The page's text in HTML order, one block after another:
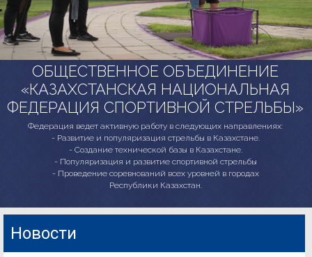
ОБЩЕСТВЕННОЕ ОБЪЕДИНЕНИЕ
«КАЗАХСТАНСКАЯ НАЦИОНАЛЬНАЯ
ФЕДЕРАЦИЯ СПОРТИВНОЙ СТРЕЛЬБЫ»
Федерация ведет активную работу в следующих направлениях:
- Развитие и популяризация стрельбы в Казахстане.
- Создание технической базы в Казахстане.
- Популяризация и развитие спортивной стрельбы
- Проведение соревнований всех уровней в городах
Республики Казахстан.
Новости